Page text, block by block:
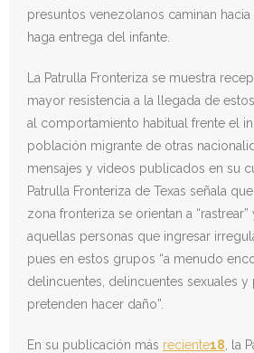
presuntos venezolanos caminan
haga entrega del infante.
La Patrulla Fronteriza se muestra
mayor resistencia a la llegada de
al comportamiento habitual frente el
población migrante de otras
mensajes y videos publicados en su
Patrulla Fronteriza de Texas señala
zona fronteriza se orientan a “rastrear”
aquellas personas que ingresar
pues en estos grupos “a menudo
delincuentes, delincuentes sexuales y
pretenden hacer daño”.
En su publicación más reciente18 , la